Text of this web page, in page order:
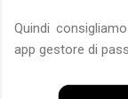
Quindi
app gestore di